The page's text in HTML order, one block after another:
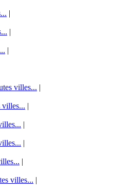
|
|
|
villes... |
villes... |
|
|
|
villes... |